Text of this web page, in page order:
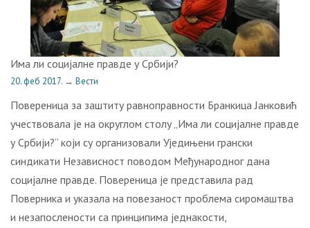
Има ли социјалне правде у Србији?
20. феб 2017. → Вести
Повереница за заштиту равноправности Бранкица Јанковић
учествовала је на округлом столу „Има ли социјалне правде
у Србији?“ који су организовали Уједињени грански
синдикати Независност поводом Међународног дана
социјалне правде. Повереница је представила рад
Поверника и указала на повезаност проблема сиромаштва
и незапослености са принципима једнакости,